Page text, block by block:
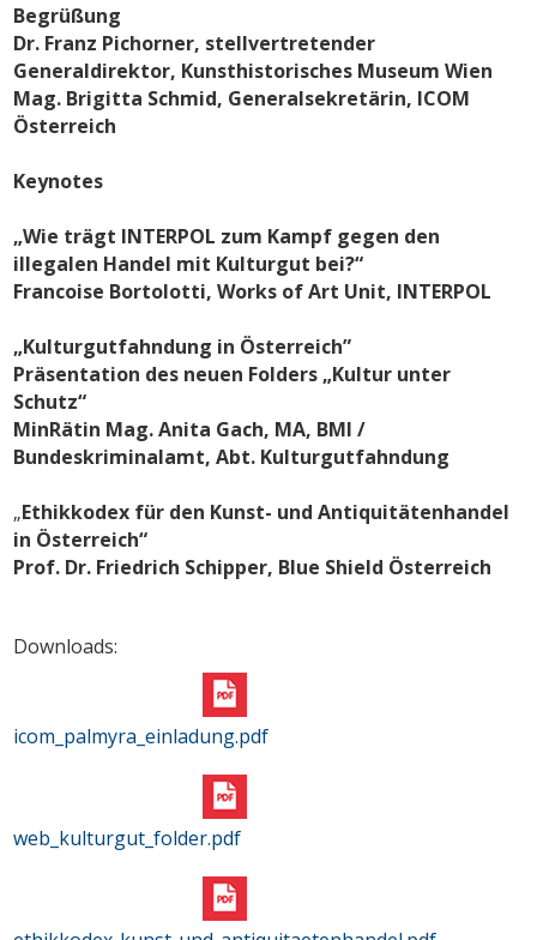
Begrüßung
Dr. Franz Pichorner, stellvertretender
Generaldirektor, Kunsthistorisches Museum Wien
Mag. Brigitta Schmid, Generalsekretärin, ICOM
Österreich
Keynotes
„Wie trägt INTERPOL zum Kampf gegen den
illegalen Handel mit Kulturgut bei?“
Francoise Bortolotti, Works of Art Unit, INTERPOL
„Kulturgutfahndung in Österreich”
Präsentation des neuen Folders „Kultur unter
Schutz“
MinRätin Mag. Anita Gach, MA, BMI /
Bundeskriminalamt, Abt. Kulturgutfahndung
„Ethikkodex für den Kunst- und Antiquitätenhandel
in Österreich“
Prof. Dr. Friedrich Schipper, Blue Shield Österreich
Downloads:
icom_palmyra_einladung.pdf
web_kulturgut_folder.pdf